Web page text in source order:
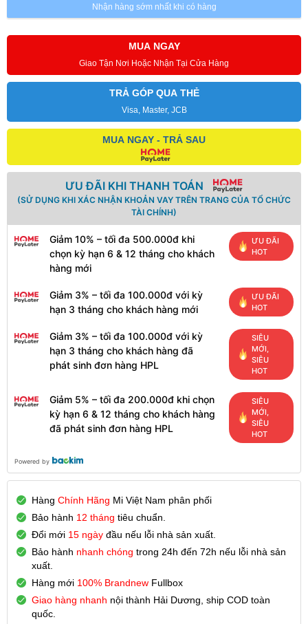
Nhận hàng sớm nhất khi có hàng
MUA NGAY
Giao Tận Nơi Hoặc Nhận Tại Cửa Hàng
TRẢ GÓP QUA THẺ
Visa, Master, JCB
MUA NGAY - TRẢ SAU
ƯU ĐÃI KHI THANH TOÁN
(SỬ DỤNG KHI XÁC NHẬN KHOẢN VAY TRÊN TRANG CỦA TỔ CHỨC
TÀI CHÍNH)
Giảm 10% – tối đa 500.000đ khi
chọn kỳ hạn 6 & 12 tháng cho khách
hàng mới
ƯU ĐÃI
HOT
Giảm 3% – tối đa 100.000đ với kỳ
hạn 3 tháng cho khách hàng mới
ƯU ĐÃI
HOT
Giảm 3% – tối đa 100.000đ với kỳ
hạn 3 tháng cho khách hàng đã
phát sinh đơn hàng HPL
SIÊU
MỚI,
SIÊU
HOT
Giảm 5% – tối đa 200.000đ khi chọn
kỳ hạn 6 & 12 tháng cho khách hàng
đã phát sinh đơn hàng HPL
SIÊU
MỚI,
SIÊU
HOT
Powered by
Hàng Chính Hãng Mi Việt Nam phân phối
Bảo hành 12 tháng tiêu chuẩn.
Đổi mới 15 ngày đầu nếu lỗi nhà sản xuất.
Bảo hành nhanh chóng trong 24h đến 72h nếu lỗi nhà sản
xuất.
Hàng mới 100% Brandnew Fullbox
Giao hàng nhanh nội thành Hải Dương, ship COD toàn
quốc.